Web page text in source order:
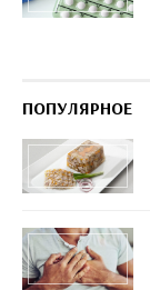
ПОПУЛЯРНОЕ